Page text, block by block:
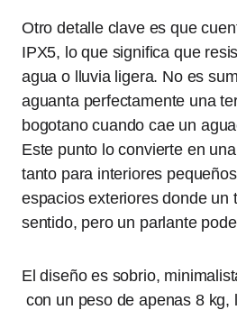
Otro detalle clave es que
IPX5, lo que significa que
agua o lluvia ligera. No es
aguanta perfectamente una
bogotano cuando cae un
Este punto lo convierte en
tanto para interiores
espacios exteriores donde un
sentido, pero un parlante
El diseño es sobrio,
con un peso de apenas 8 kg,